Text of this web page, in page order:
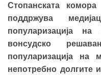
Стопанската
поддржува
популаризација
вонсудско
популаризација на
непотребно долгите